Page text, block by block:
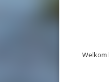
Welkom